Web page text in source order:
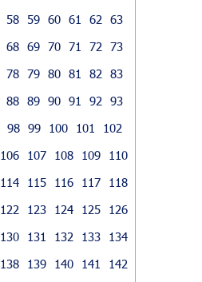
58 59 60 61 62
63
68 69 70 71 72
73
78 79 80 81 82
83
88 89 90 91 92
93
98 99 100 101
102
106 107 108 109
110
114 115 116 117
118
122 123 124 125
126
130 131 132 133
134
138 139 140 141
142